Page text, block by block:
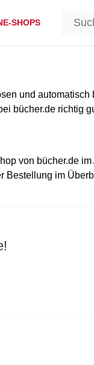
SHOPS
und automatisch
bücher.de richtig
von bücher.de im
Bestellung im